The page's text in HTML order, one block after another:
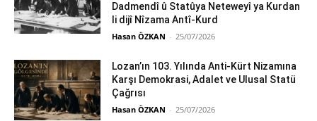
Dadmendî û Statûya Neteweyî ya Kurdan
li dijî Nîzama Antî-Kurd
Hasan ÖZKAN - 25/07/2026
Lozan’ın 103. Yılında Anti-Kürt Nizamına
Karşı Demokrasi, Adalet ve Ulusal Statü
Çağrısı
Hasan ÖZKAN - 25/07/2026